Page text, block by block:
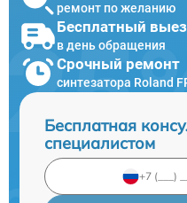
ремонт по желанию
Бесплатный
в день обращения
Срочный ремонт
синтезатора Roland
Бесплатная
специалистом